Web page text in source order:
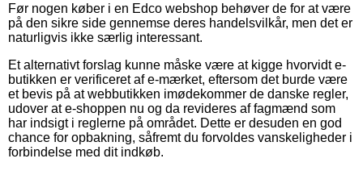
Før nogen køber i en Edco webshop behøver de for at være
på den sikre side gennemse deres handelsvilkår, men det er
naturligvis ikke særlig interessant.
Et alternativt forslag kunne måske være at kigge hvorvidt e-
butikken er verificeret af e-mærket, eftersom det burde være
et bevis på at webbutikken imødekommer de danske regler,
udover at e-shoppen nu og da revideres af fagmænd som
har indsigt i reglerne på området. Dette er desuden en god
chance for opbakning, såfremt du forvoldes vanskeligheder i
forbindelse med dit indkøb.